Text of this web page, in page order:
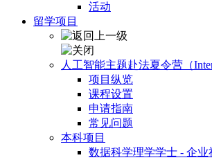
活动
留学项目
人工智能主题赴法夏令营（
项目纵览
课程设置
申请指南
常见问题
本科项目
数据科学理学学士 - 企业